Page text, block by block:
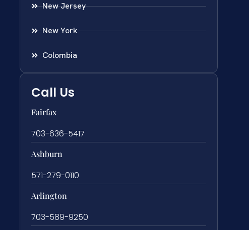
New Jersey
New York
Colombia
Call Us
Fairfax
703-636-5417
Ashburn
571-279-0110
Arlington
703-589-9250